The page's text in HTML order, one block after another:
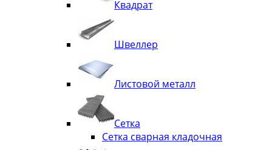
Квадрат
Швеллер
Листовой металл
Сетка
Сетка сварная кладочная